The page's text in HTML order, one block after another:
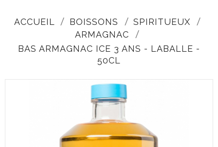
ACCUEIL BOISSONS
SPIRITUEUX
ARMAGNAC
BAS ARMAGNAC ICE 3 ANS - LABALLE -
50CL